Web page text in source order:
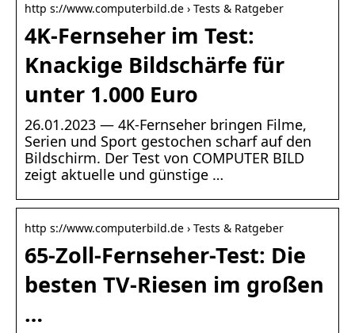
http s://www.computerbild.de › Tests & Ratgeber
4K-Fernseher im Test:
Knackige Bildschärfe für
unter 1.000 Euro
26.01.2023 — 4K-Fernseher bringen Filme,
Serien und Sport gestochen scharf auf den
Bildschirm. Der Test von COMPUTER BILD
zeigt aktuelle und günstige …
http s://www.computerbild.de › Tests & Ratgeber
65-Zoll-Fernseher-Test: Die
besten TV-Riesen im großen
…